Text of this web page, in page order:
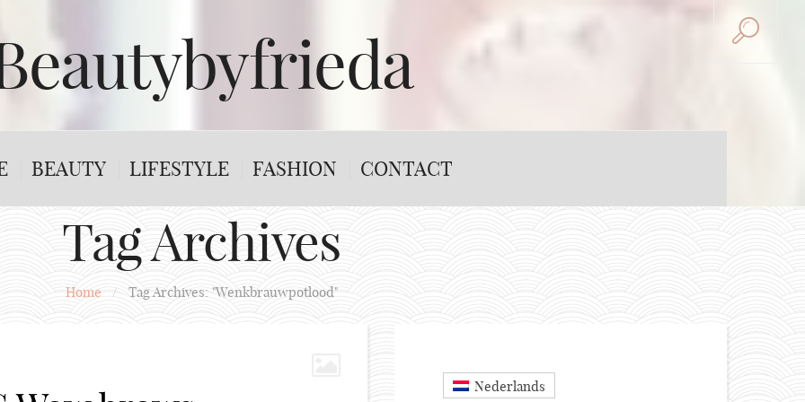
BEAUTY LIFESTYLE FASHION CONTACT
Tag Archives
Home / Tag Archives: "Wenkbrauwpotlood"
Nederlands